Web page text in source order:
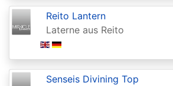
Alara
Reborn
Alliances
Alpha
Reito Lantern
Laterne aus Reito
Senseis Divining Top